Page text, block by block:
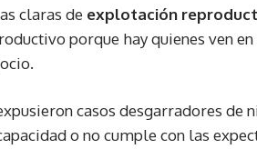
claras de explotación
porque hay quienes ven
casos desgarradores de
o no cumple con las